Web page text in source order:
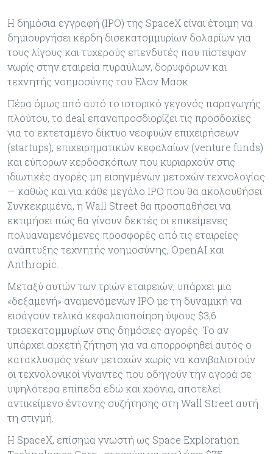
Η δημόσια εγγραφή (IPO) της SpaceX είναι έτοιμη να
δημιουργήσει κέρδη δισεκατομμυρίων δολαρίων για
τους λίγους και τυχερούς επενδυτές που πίστεψαν
νωρίς στην εταιρεία πυραύλων, δορυφόρων και
τεχνητής νοημοσύνης του Έλον Μασκ.
Πέρα όμως από αυτό το ιστορικό γεγονός παραγωγής
πλούτου, το deal επαναπροσδιορίζει τις προσδοκίες
για το εκτεταμένο δίκτυο νεοφυών επιχειρήσεων
(startups), επιχειρηματικών κεφαλαίων (venture funds)
και εύπορων κερδοσκόπων που κυριαρχούν στις
ιδιωτικές αγορές μη εισηγμένων μετοχών τεχνολογίας
— καθώς και για κάθε μεγάλο IPO που θα ακολουθήσει.
Συγκεκριμένα, η Wall Street θα προσπαθήσει να
εκτιμήσει πώς θα γίνουν δεκτές οι επικείμενες
πολυαναμενόμενες προσφορές από τις εταιρείες
ανάπτυξης τεχνητής νοημοσύνης, OpenAI και
Anthropic.
Μεταξύ αυτών των τριών εταιρειών, υπάρχει μια
«δεξαμενή» αναμενόμενων IPO με τη δυναμική να
εισάγουν τελικά κεφαλαιοποίηση ύψους $3,6
τρισεκατομμυρίων στις δημόσιες αγορές. Το αν
υπάρχει αρκετή ζήτηση για να απορροφηθεί αυτός ο
κατακλυσμός νέων μετοχών χωρίς να κανιβαλιστούν
οι τεχνολογικοί γίγαντες που οδηγούν την αγορά σε
υψηλότερα επίπεδα εδώ και χρόνια, αποτελεί
αντικείμενο έντονης συζήτησης στη Wall Street αυτή
τη στιγμή.
Η SpaceX, επίσημα γνωστή ως Space Exploration